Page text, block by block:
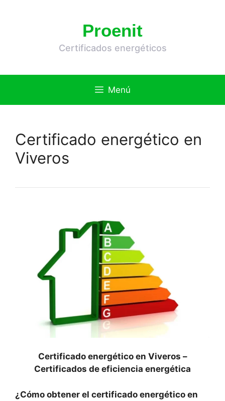
Proenit
Certificados energéticos
Menú
Certificado energético en
Viveros
Certificado energético en Viveros –
Certificados de eficiencia energética
¿Cómo obtener el certificado energético en